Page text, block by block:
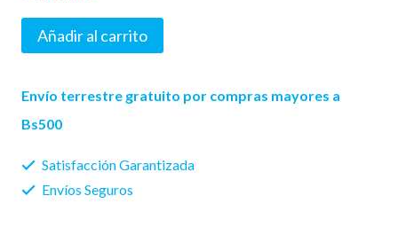
Master
Kilominx
cantidad
Añadir al carrito
Envío terrestre gratuito por compras mayores a
Bs500
Satisfacción Garantizada
Envíos Seguros